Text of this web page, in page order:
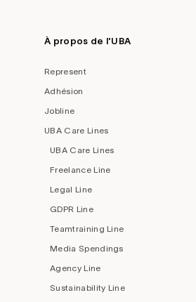
À propos de l'UBA
Represent
Adhésion
Jobline
UBA Care Lines
UBA Care Lines
Freelance Line
Legal Line
GDPR Line
Teamtraining Line
Media Spendings
Agency Line
Sustainability Line